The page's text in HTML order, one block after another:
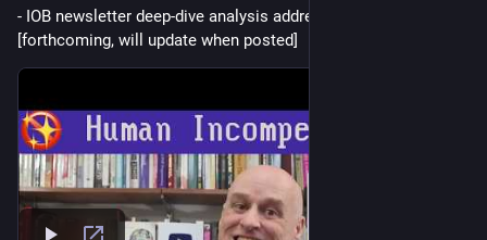
- IOB newsletter deep-dive analysis addressing 50+ sources:
[forthcoming, will update when posted]